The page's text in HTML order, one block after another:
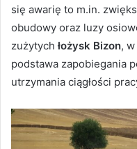
się awarię to m.in.
obudowy oraz luzy
zużytych łożysk Bizon,
podstawa zapobiegania
utrzymania ciągłości